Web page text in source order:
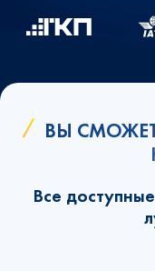
ВЫ
Все